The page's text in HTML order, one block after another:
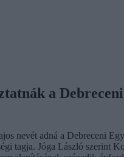
a
nevét adná a Debreceni
tagja. Jóga László szerint